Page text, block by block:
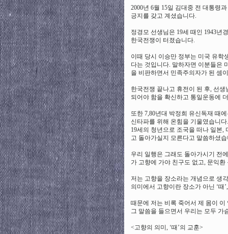
2000년 6월 15일 김대중 전 대통령
긍지를 갖고 계셨습니다.
정경모 선생님은 19세 때인 1943년
한국전쟁이 터졌습니다.
이때 당시 이승만 정부는 미국 유학
다는 것입니다. 말하자면 이분들은
을 비판하면서 민족주의자가 된 셈
한국전쟁 끝나고 휴전이 된 후, 선
되어야 함을 확신하고 통일운동에
또한 7,80년대 박정희 유신독재 때
신타파를 위해 온힘을 기울였습니
19세의 청년으로 조국을 떠나 일본,
고 돌아가실지 모른다고 말씀하셨
우리 일행은 그래도 돌아가시기 전
가 고향에 가야 친구도 없고, 문익
저는 고향을 장소라는 개념으로 생
의미에서 고향이란 장소가 아닌 ‘때
때문에 저는 비록 죽어서 제 몸이
그 말씀을 들으면서 우리는 모두 가
<고향의 의미, ‘때’의 교훈>